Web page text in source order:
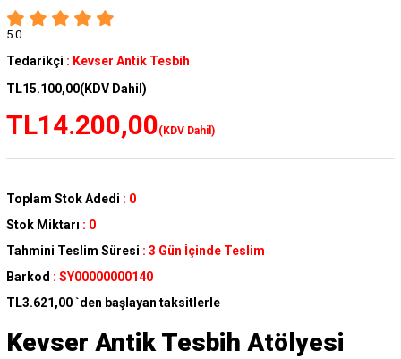
5.0
Tedarikçi : Kevser Antik Tesbih
TL15.100,00(KDV Dahil)
TL14.200,00(KDV Dahil)
Toplam Stok Adedi : 0
Stok Miktarı : 0
Tahmini Teslim Süresi : 3 Gün İçinde Teslim
Barkod : SY00000000140
TL3.621,00 `den başlayan taksitlerle
Kevser Antik Tesbih Atölyesi